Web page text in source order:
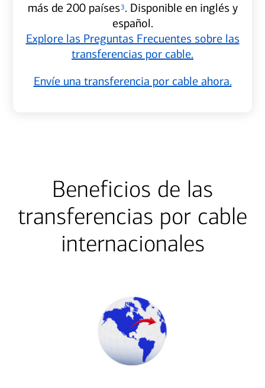
más de 200 países3. Disponible en inglés y
español.
Explore las Preguntas Frecuentes sobre las
transferencias por cable.
Envíe una transferencia por cable ahora.
Beneficios de las
transferencias por cable
internacionales